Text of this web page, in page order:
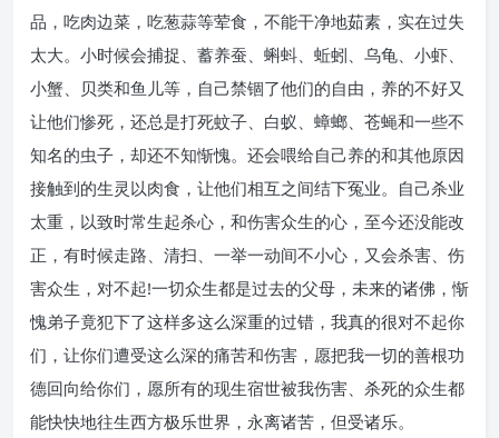
品，吃肉边菜，吃葱蒜等荤食，不能干净地茹素，实在过失
太大。小时候会捕捉、蓄养蚕、蝌蚪、蚯蚓、乌龟、小虾、
小蟹、贝类和鱼儿等，自己禁锢了他们的自由，养的不好又
让他们惨死，还总是打死蚊子、白蚁、蟑螂、苍蝇和一些不
知名的虫子，却还不知惭愧。还会喂给自己养的和其他原因
接触到的生灵以肉食，让他们相互之间结下冤业。自己杀业
太重，以致时常生起杀心，和伤害众生的心，至今还没能改
正，有时候走路、清扫、一举一动间不小心，又会杀害、伤
害众生，对不起!一切众生都是过去的父母，未来的诸佛，惭
愧弟子竟犯下了这样多这么深重的过错，我真的很对不起你
们，让你们遭受这么深的痛苦和伤害，愿把我一切的善根功
德回向给你们，愿所有的现生宿世被我伤害、杀死的众生都
能快快地往生西方极乐世界，永离诸苦，但受诸乐。